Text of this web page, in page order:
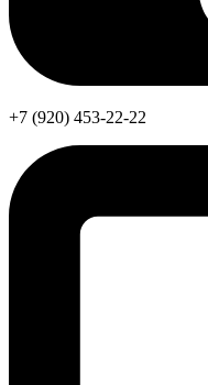
+7 (920) 453-22-22